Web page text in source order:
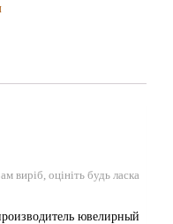
виріб, оцініть будь ласка
ювелирный